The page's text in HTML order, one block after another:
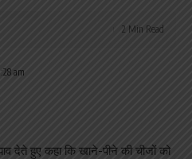
am
2 Min Read
देते हुए कहा कि खाने-पीने की चीजों को